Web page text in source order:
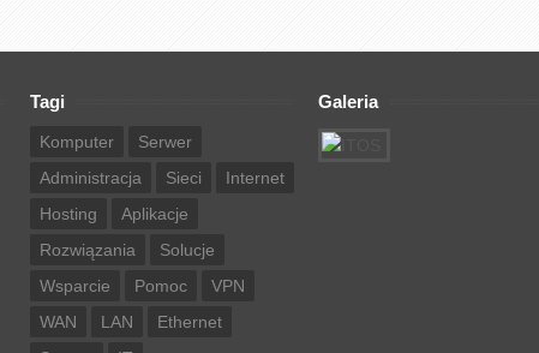
Tagi
Komputer
Serwer
Administracja
Sieci
Internet
Hosting
Aplikacje
Rozwiązania
Solucje
Wsparcie
Pomoc
VPN
WAN
LAN
Ethernet
Galeria